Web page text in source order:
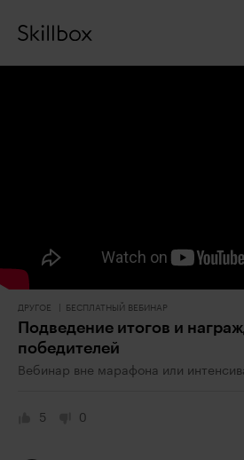
ДРУГОЕ БЕСПЛАТНЫЙ ВЕБИНАР
Подведение итогов и
победителей
Вебинар вне марафона или
5 0